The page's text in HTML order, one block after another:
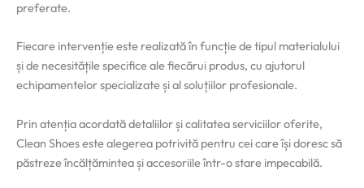
preferate.
Fiecare intervenție este realizată în funcție de tipul materialului
și de necesitățile specifice ale fiecărui produs, cu ajutorul
echipamentelor specializate și al soluțiilor profesionale.
Prin atenția acordată detaliilor și calitatea serviciilor oferite,
Clean Shoes este alegerea potrivită pentru cei care își doresc să
păstreze încălțămintea și accesoriile într-o stare impecabilă.